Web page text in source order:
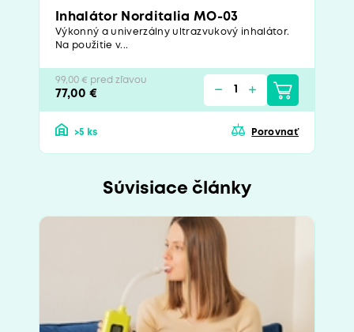
Inhalátor Norditalia MO-03
Výkonný a univerzálny ultrazvukový inhalátor.
Na použitie v...
99,00 € pred zľavou
77,00 €
>5 ks Porovnať
Súvisiace články